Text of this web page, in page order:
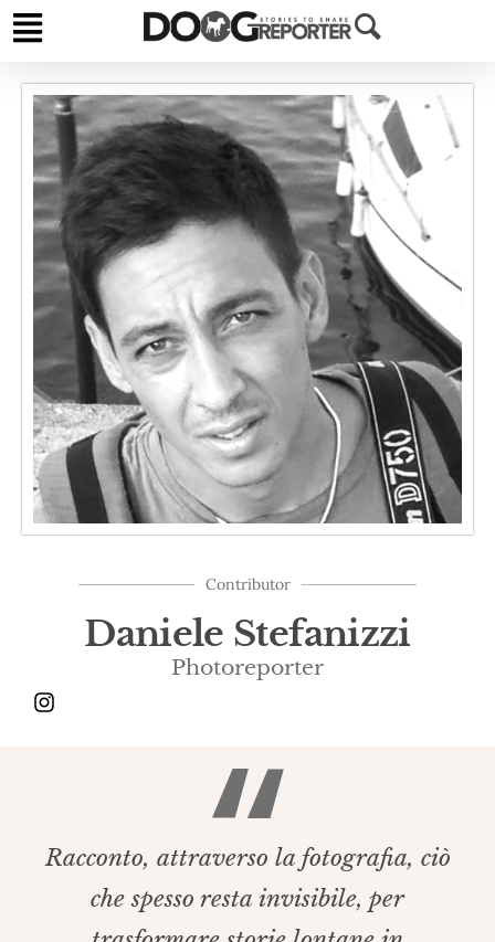
Contributor
Daniele Stefanizzi
Photoreporter
Racconto, attraverso la fotografia, ciò
che spesso resta invisibile, per